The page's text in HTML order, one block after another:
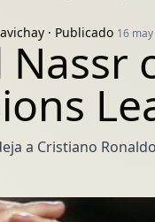
· Publicado 16
a Cristiano